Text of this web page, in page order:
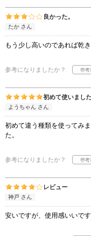
良かった。
たか さん
もう少し高いのであれば乾
参考になりましたか？
初めて使いました
ようちゃん さん
初めて違う種類を使ってみ
た。
参考になりましたか？
レビュー
神戸 さん
安いですが、使用感いいです